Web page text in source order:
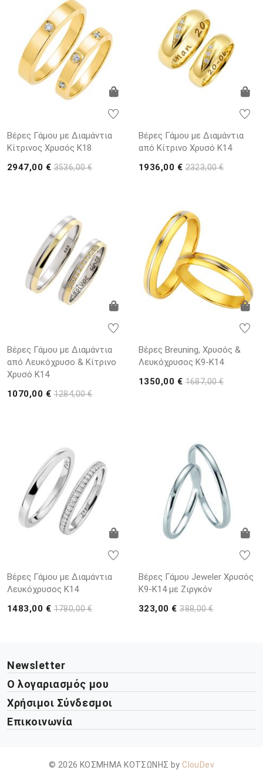
Βέρες Γάμου με Διαμάντια
Κίτρινος Χρυσός K18
2947,00 €3536,00 €
Βέρες Γάμου με Διαμάντια
από Κίτρινο Χρυσό K14
1936,00 €2323,00 €
Βέρες Γάμου με Διαμάντια
από Λευκόχρυσο & Κίτρινο
Χρυσό K14
1070,00 €1284,00 €
Βέρες Breuning, Χρυσός &
Λευκόχρυσος K9-Κ14
1350,00 €1687,00 €
Βέρες Γάμου με Διαμάντια
Λευκόχρυσος K14
1483,00 €1780,00 €
Βέρες Γάμου Jeweler Χρυσός
K9-K14 με Ζιργκόν
323,00 €388,00 €
Newsletter
Ο λογαριασμός μου
Χρήσιμοι Σύνδεσμοι
Επικοινωνία
© 2026 ΚΟΣΜΗΜΑ ΚΟΤΣΩΝΗΣ by ClouDev